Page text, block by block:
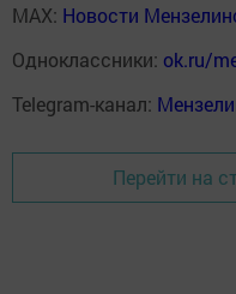
MAX: Новости
Одноклассники: ok.ru/
Telegram-канал:
Перейти на